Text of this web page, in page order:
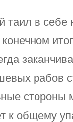
таил в
рабов
стороны
к общему